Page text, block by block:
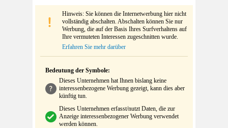
Hinweis: Sie können die Internetwerbung hier nicht
vollständig abschalten. Abschalten können Sie nur
Werbung, die auf der Basis Ihres Surfverhaltens auf
Ihre vermuteten Interessen zugeschnitten wurde.
Erfahren Sie mehr darüber
Bedeutung der Symbole:
Dieses Unternehmen hat Ihnen bislang keine
interessenbezogene Werbung gezeigt, kann dies aber
künftig tun.
Dieses Unternehmen erfasst/nutzt Daten, die zur
Anzeige interessenbezogener Werbung verwendet
werden können.